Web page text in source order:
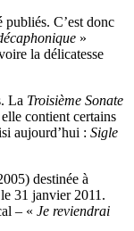
C’est donc
»
la délicatesse
La Troisième Sonate
contient certains
aujourd’hui : Sigle
destinée à
31 janvier 2011.
– « Je reviendrai